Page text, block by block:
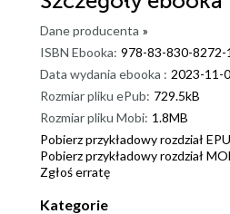
Dane producenta »
ISBN Ebooka: 978-83-830-8272-
Data wydania ebooka : 2023-11-
Rozmiar pliku ePub: 729.5kB
Rozmiar pliku Mobi: 1.8MB
Pobierz przykładowy rozdział
Pobierz przykładowy rozdział
Zgłoś erratę
Kategorie